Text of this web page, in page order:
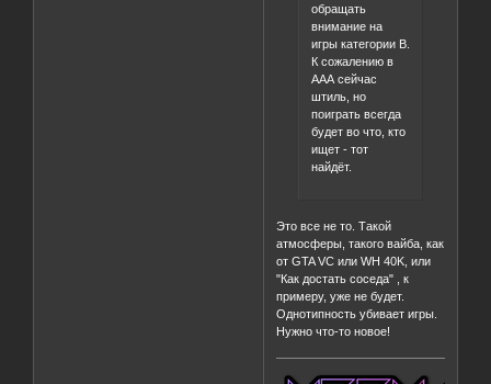
обращать
внимание на
игры категории B.
К сожалению в
ААА сейчас
штиль, но
поиграть всегда
будет во что, кто
ищет - тот
найдëт.
Это все не то. Такой
атмосферы, такого вайба, как
от GTA VC или WH 40K, или
"Как достать соседа" , к
примеру, уже не будет.
Однотипность убивает игры.
Нужно что-то новое!